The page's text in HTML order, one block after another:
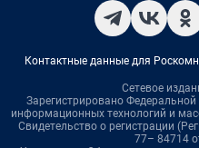
Контактные данные для
Сетевое
Зарегистрировано
информационных технологий и
Свидетельство о регистрации
77– 84714